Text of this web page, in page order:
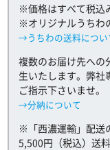
※価格はすべて税込
※オリジナルうちわ
→うちわの送料につい
複数のお届け先への
生いたします。弊社
ご指示下さいませ。
→分納について
※「西濃運輸」配送
5,500円（税込）送